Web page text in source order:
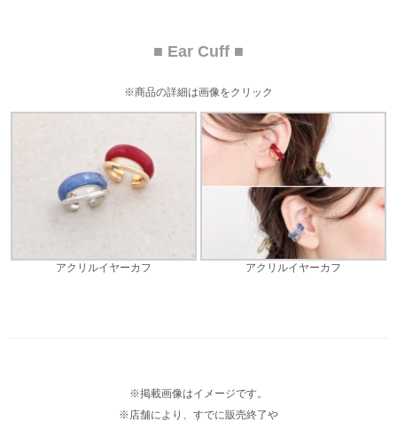
■ Ear Cuff ■
※商品の詳細は画像をクリック
アクリルイヤーカフ アクリルイヤーカフ
※掲載画像はイメージです。
※店舗により、すでに販売終了や